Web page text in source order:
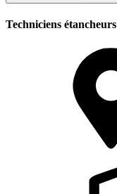
Techniciens